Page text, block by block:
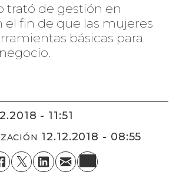
trató de gestión en
el fin de que las mujeres
básicas para
- 11:51
12.12.2018 - 08:55